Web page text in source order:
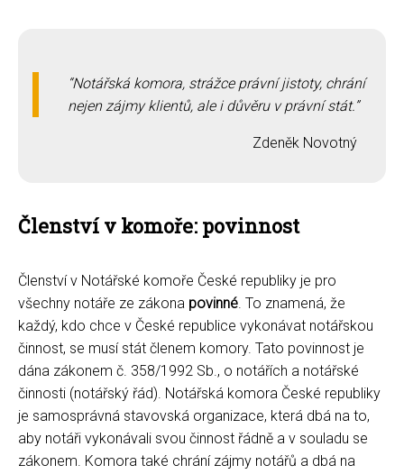
Notářská komora, strážce právní jistoty, chrání
nejen zájmy klientů, ale i důvěru v právní stát.
Zdeněk Novotný
Členství v komoře: povinnost
Členství v Notářské komoře České republiky je pro
všechny notáře ze zákona povinné. To znamená, že
každý, kdo chce v České republice vykonávat notářskou
činnost, se musí stát členem komory. Tato povinnost je
dána zákonem č. 358/1992 Sb., o notářích a notářské
činnosti (notářský řád). Notářská komora České republiky
je samosprávná stavovská organizace, která dbá na to,
aby notáři vykonávali svou činnost řádně a v souladu se
zákonem. Komora také chrání zájmy notářů a dbá na